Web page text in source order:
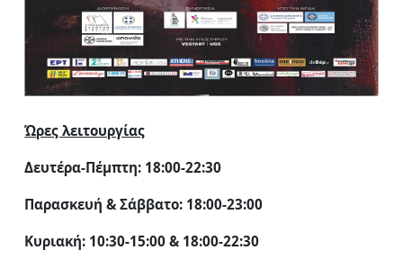
Ώρες λειτουργίας
Δευτέρα-Πέμπτη: 18:00-22:30
Παρασκευή & Σάββατο: 18:00-23:00
Κυριακή: 10:30-15:00 & 18:00-22:30